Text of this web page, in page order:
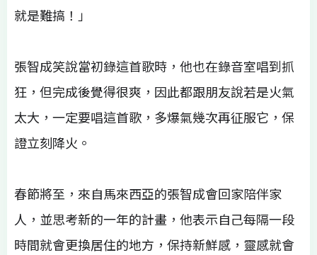
就是難搞！」
張智成笑說當初錄這首歌時，他也在錄音室唱到抓
狂，但完成後覺得很爽，因此都跟朋友說若是火氣
太大，一定要唱這首歌，多爆氣幾次再征服它，保
證立刻降火。
春節將至，來自馬來西亞的張智成會回家陪伴家
人，並思考新的一年的計畫，他表示自己每隔一段
時間就會更換居住的地方，保持新鮮感，靈感就會